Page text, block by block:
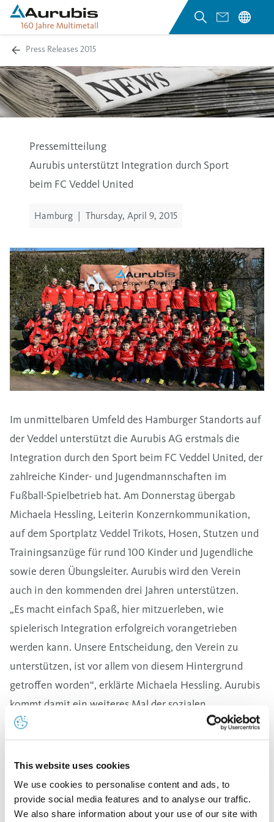
This website uses cookies
We use cookies to personalise content and ads, to
provide social media features and to analyse our traffic.
We also share information about your use of our site with
Press Releases 2015
Pressemitteilung
Aurubis unterstützt Integration durch Sport
beim FC Veddel United
Hamburg | Thursday, April 9, 2015
Im unmittelbaren Umfeld des Hamburger Standorts auf
der Veddel unterstützt die Aurubis AG erstmals die
Integration durch den Sport beim FC Veddel United, der
zahlreiche Kinder- und Jugendmannschaften im
Fußball-Spielbetrieb hat. Am Donnerstag übergab
Michaela Hessling, Leiterin Konzernkommunikation,
auf dem Sportplatz Veddel Trikots, Hosen, Stutzen und
Trainingsanzüge für rund 100 Kinder und Jugendliche
sowie deren Übungsleiter. Aurubis wird den Verein
auch in den kommenden drei Jahren unterstützen.
„Es macht einfach Spaß, hier mitzuerleben, wie
spielerisch Integration erfolgreich vorangetrieben
werden kann. Unsere Entscheidung, den Verein zu
unterstützen, ist vor allem von diesem Hintergrund
getroffen worden“, erklärte Michaela Hessling. Aurubis
kommt damit ein weiteres Mal der sozialen
Verantwortung des Unternehmens im direkten Umfeld
des Hamburger Standortes nach.
Die Bewohner des Hamburger Stadtteils Veddel sind
zum Teil deutscher Herkunft, kommen aber auch sehr
zahlreich aus vielen Ländern in aller Welt. Daher haben
die Spieler des Vereins ganz unterschiedliche Wurzeln.